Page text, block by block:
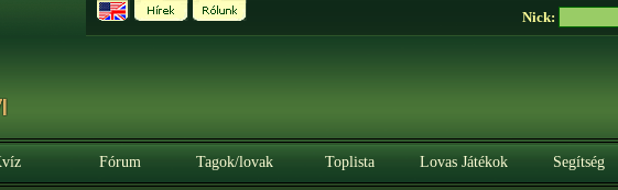
Nick:
Fórum Tagok/lovak Toplista Lovas Játékok Segítség